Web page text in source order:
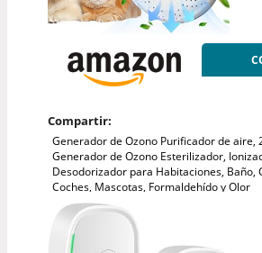
Compartir:
Generador de Ozono Purificador de aire,
Generador de Ozono Esterilizador,
Desodorizador para Habitaciones, Baño,
Coches, Mascotas, Formaldehído y Olor